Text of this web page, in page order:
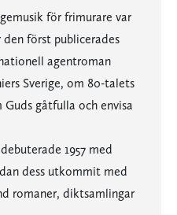
för frimurare var
först publicerades
agentroman
Sverige, om 80-talets
gåtfulla och envisa
1957 med
dess utkommit med
romaner, diktsamlingar